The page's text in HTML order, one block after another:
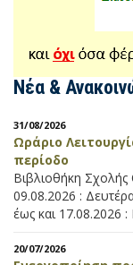
Νέα &
31/08/2026
Ωράριο
περίοδο
Βιβλιοθήκη
09.08.2026 :
έως και 17.08.2026
20/07/2026